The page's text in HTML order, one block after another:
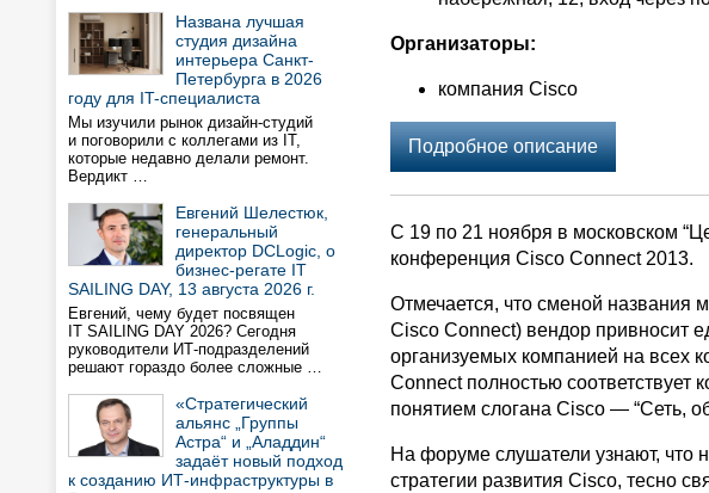
Названа лучшая
студия дизайна
интерьера Санкт-
Петербурга в 2026
году для IT-специалиста
Мы изучили рынок дизайн-студий
и поговорили с коллегами из IT,
которые недавно делали ремонт.
Вердикт …
Евгений Шелестюк,
генеральный
директор DCLogic, о
бизнес-регате IT
SAILING DAY, 13 августа 2026 г.
Евгений, чему будет посвящен
IT SAILING DAY 2026? Сегодня
руководители ИТ-подразделений
решают гораздо более сложные …
«Стратегический
альянс „Группы
Астра“ и „Аладдин“
задаёт новый подход
к созданию ИТ-инфраструктуры в
Организаторы:
компания Cisco
Подробное описание
С 19 по 21 ноября в московском
конференция Cisco Connect 2013.
Отмечается, что сменой названия
Cisco Connect) вендор привносит
организуемых компанией на всех
Connect полностью соответствует
понятием слогана Cisco — “Cеть,
На форуме слушатели узнают, что
стратегии развития Cisco, тесно